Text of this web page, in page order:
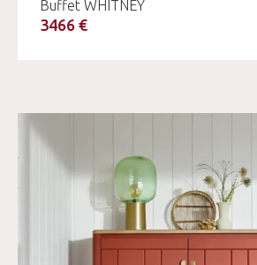
Buffet WHITNEY
3466 €